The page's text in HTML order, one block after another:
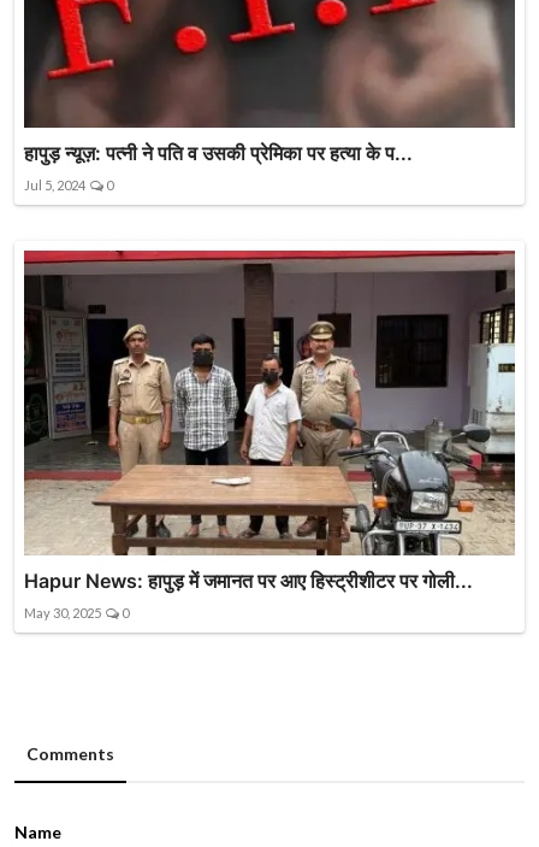
हापुड़ न्यूज़: पत्नी ने पति व उसकी प्रेमिका पर हत्या के प...
Jul 5, 2024 0
Hapur News: हापुड़ में जमानत पर आए हिस्ट्रीशीटर पर गोली...
May 30, 2025 0
Comments
Name